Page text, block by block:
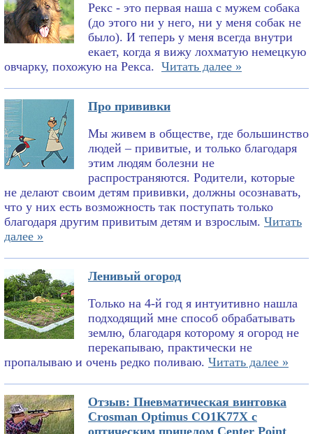
Рекс - это первая наша с мужем собака
(до этого ни у него, ни у меня собак не
было). И теперь у меня всегда внутри
екает, когда я вижу лохматую немецкую
овчарку, похожую на Рекса. Читать далее »
Про прививки
Мы живем в обществе, где большинство
людей – привитые, и только благодаря
этим людям болезни не
распространяются. Родители, которые
не делают своим детям прививки, должны осознавать,
что у них есть возможность так поступать только
благодаря другим привитым детям и взрослым. Читать
далее »
Ленивый огород
Только на 4-й год я интуитивно нашла
подходящий мне способ обрабатывать
землю, благодаря которому я огород не
перекапываю, практически не
пропалываю и очень редко поливаю. Читать далее »
Отзыв: Пневматическая винтовка
Crosman Optimus CO1K77X с